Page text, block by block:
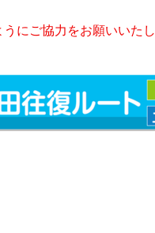
にご協力をお願いいたし